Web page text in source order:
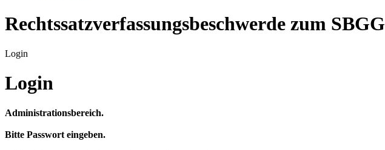
Rechtssatzverfassungsbeschwerde zum SBGG
Login
Login
Administrationsbereich.
Bitte Passwort eingeben.